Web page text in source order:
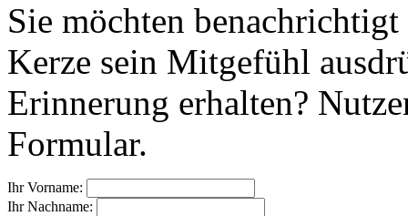
Sie möchten
Kerze sein Mitgefühl
Erinnerung erhalten?
Formular.
Ihr Vorname:
Ihr Nachname: